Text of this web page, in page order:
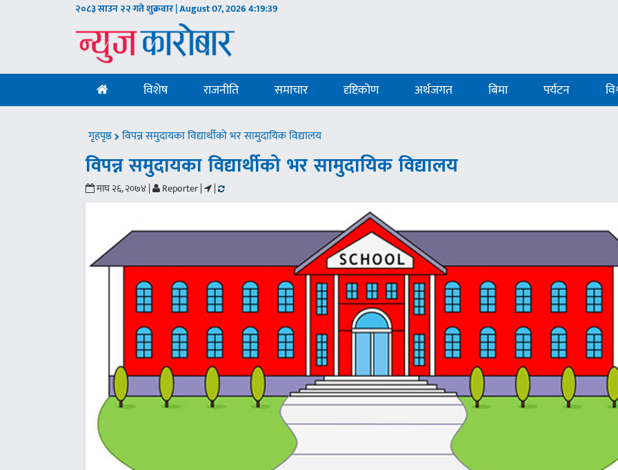
२०८३ साउन २२ गते शुक्रवार | August 07, 20264:19:40
विशेष राजनीति समाचार दृष्टिकोण अर्थजगत बिमा पर्यटन
गृहपृष्ठ विपन्न समुदायका विद्यार्थीको भर सामुदायिक विद्यालय
विपन्न समुदायका विद्यार्थीको भर सामुदायिक विद्यालय
माघ २६, २०७४ | Reporter | |